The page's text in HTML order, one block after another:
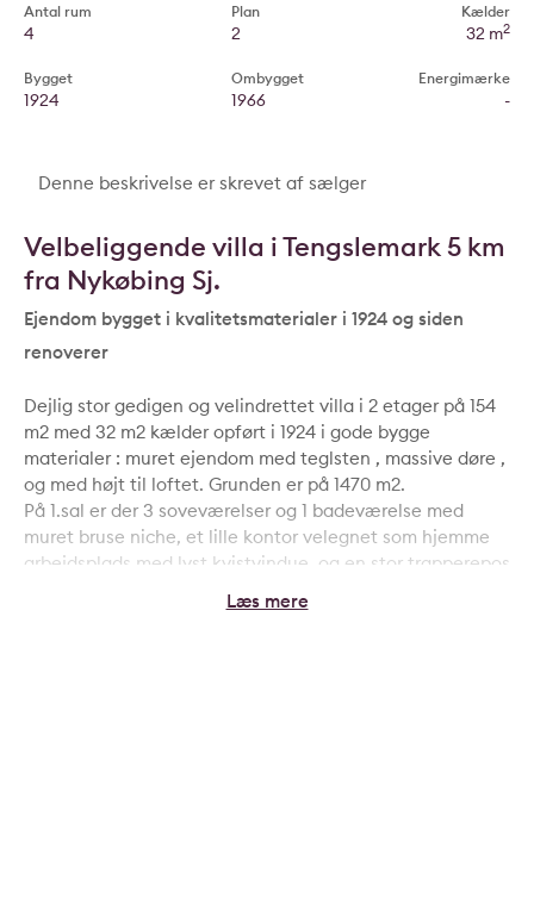
Antal rum
4
Bygget
1924
Plan
2
Ombygget
1966
Kælder
32 m2
Energimærke
-
Denne beskrivelse er skrevet af sælger
Velbeliggende villa i Tengslemark 5 km
fra Nykøbing Sj.
Ejendom bygget i kvalitetsmaterialer i 1924 og siden
renoverer
Dejlig stor gedigen og velindrettet villa i 2 etager på 154
m2 med 32 m2 kælder opført i 1924 i gode bygge
materialer : muret ejendom med teglsten , massive døre ,
og med højt til loftet. Grunden er på 1470 m2.
På 1.sal er der 3 soveværelser og 1 badeværelse med
muret bruse niche, et lille kontor velegnet som hjemme
arbejdsplads med lyst kvistvindue, og en stor trapperepos
velegnet som en TV hyggestue med hjørnesofa.
I stueplan inviterer en god entre/ Hall med åben